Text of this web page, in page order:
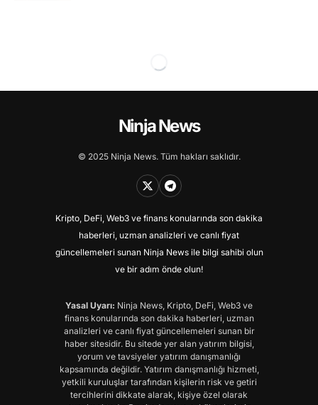
Ninja News
© 2025 Ninja News. Tüm hakları saklıdır.
Kripto, DeFi, Web3 ve finans konularında son dakika
haberleri, uzman analizleri ve canlı fiyat
güncellemeleri sunan Ninja News ile bilgi sahibi olun
ve bir adım önde olun!
Yasal Uyarı: Ninja News, Kripto, DeFi, Web3 ve
finans konularında son dakika haberleri, uzman
analizleri ve canlı fiyat güncellemeleri sunan bir
haber sitesidir. Bu sitede yer alan yatırım bilgisi,
yorum ve tavsiyeler yatırım danışmanlığı
kapsamında değildir. Yatırım danışmanlığı hizmeti,
yetkili kuruluşlar tarafından kişilerin risk ve getiri
tercihlerini dikkate alarak, kişiye özel olarak